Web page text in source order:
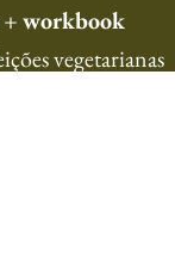
workbook
vegetarianas